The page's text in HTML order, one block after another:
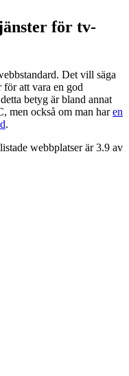
för tv-
Det vill säga
för att vara en god
betyg är bland annat
men också om man haren
.
webbplatser är 3.9 av